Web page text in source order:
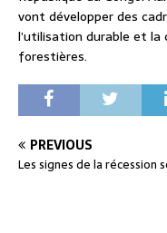
vont développer des
l’utilisation durable et la
forestières.
PREVIOUS
Les signes de la récession